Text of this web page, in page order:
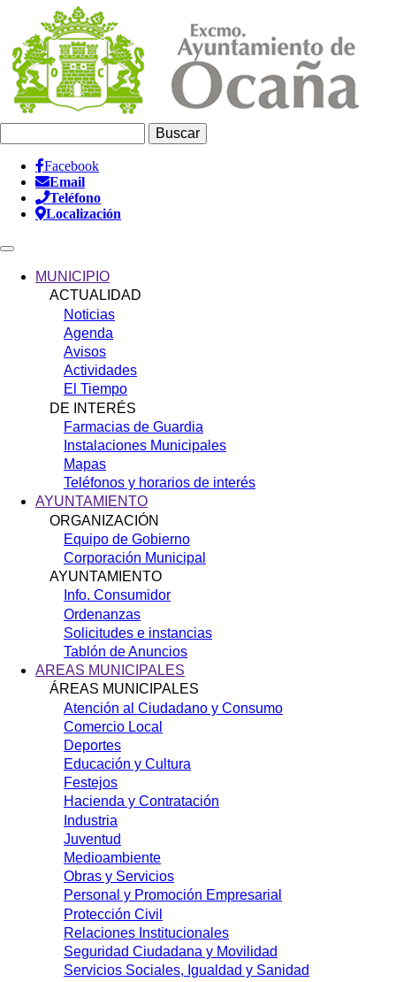
contenido
principal
Información
Header
Facebook
Email
Teléfono
Localización
navigationMUNICIPIO
ACTUALIDAD
Noticias
Agenda
Avisos
Actividades
El Tiempo
DE INTERÉS
Farmacias de Guardia
Instalaciones Municipales
Mapas
Teléfonos y horarios de interés
AYUNTAMIENTO
ORGANIZACIÓN
Equipo de Gobierno
Corporación Municipal
AYUNTAMIENTO
Info. Consumidor
Ordenanzas
Solicitudes e instancias
Tablón de Anuncios
AREAS MUNICIPALES
ÁREAS MUNICIPALES
Atención al Ciudadano y Consumo
Comercio Local
Deportes
Educación y Cultura
Festejos
Hacienda y Contratación
Industria
Juventud
Medioambiente
Obras y Servicios
Personal y Promoción Empresarial
Protección Civil
Relaciones Institucionales
Seguridad Ciudadana y Movilidad
Servicios Sociales, Igualdad y Sanidad